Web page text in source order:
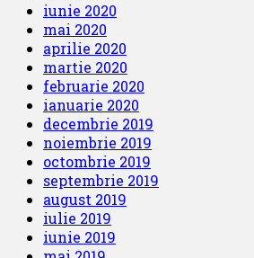
iunie 2020
mai 2020
aprilie 2020
martie 2020
februarie 2020
ianuarie 2020
decembrie 2019
noiembrie 2019
octombrie 2019
septembrie 2019
august 2019
iulie 2019
iunie 2019